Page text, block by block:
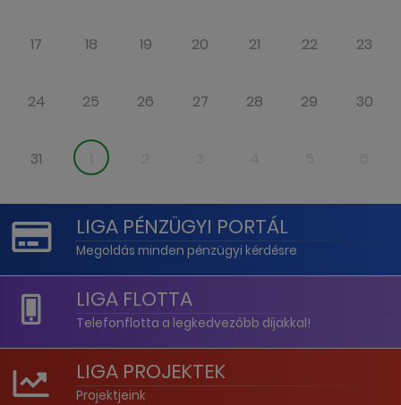
17 18 19 20 21 22 23
24 25 26 27 28 29 30
31
LIGA PÉNZÜGYI PORTÁL
Megoldás minden pénzügyi kérdésre
LIGA FLOTTA
Telefonflotta a legkedvezőbb díjakkal!
LIGA PROJEKTEK
Projektjeink